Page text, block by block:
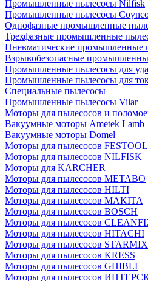
Промышленные пылесосы Nilfisk
Промышленные пылесосы
Однофазные промышленные
Трехфазные промышленные
Пневматические промышленные
Взрывобезопасные
Промышленные пылесосы для
Промышленные пылесосы для
Специальные пылесосы
Промышленные пылесосы Vilar
Моторы для пылесосов и
Вакуумные моторы Ametek Lamb
Вакуумные моторы Domel
Моторы для пылесосов FESTOOL
Моторы для пылесосов NILFISK
Моторы для KARCHER
Моторы для пылесосов METABO
Моторы для пылесосов HILTI
Моторы для пылесосов MAKITA
Моторы для пылесосов BOSCH
Моторы для пылесосов
Моторы для пылесосов HITACHI
Моторы для пылесосов STARMIX
Моторы для пылесосов KRESS
Моторы для пылесосов GHIBLI
Моторы для пылесосов